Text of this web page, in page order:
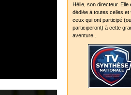
Hélie, son directeur. Elle
dédiée à toutes celles et
ceux qui ont participé (ou
participeront) à cette
aventure...